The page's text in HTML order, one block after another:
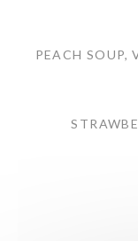
PEACH SOUP,